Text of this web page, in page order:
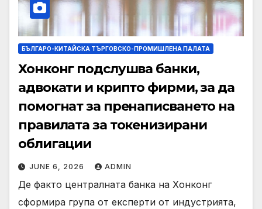
БЪЛГАРО-КИТАЙСКА ТЪРГОВСКО-ПРОМИШЛЕНА ПАЛАТА
Хонконг подслушва банки,
адвокати и крипто фирми, за да
помогнат за пренаписването на
правилата за токенизирани
облигации
JUNE 6, 2026 ADMIN
Де факто централната банка на Хонконг
сформира група от експерти от индустрията,